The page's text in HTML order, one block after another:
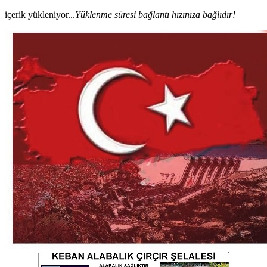
içerik yükleniyor...Yüklenme süresi bağlantı hızınıza bağlıdır!